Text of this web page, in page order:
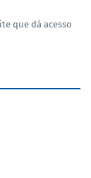
que dá acesso